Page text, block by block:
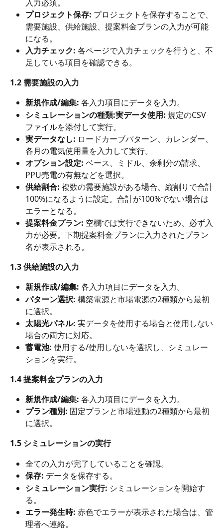
入力必須。
プロジェクト保存: プロジェクトを保存することで、
需要施設、供給施設、提案料金プランの入力が可能
になる。
入力チェック: 各ページで入力チェックを行うと、不
足している項目を確認できる。
1.2 需要施設の入力
新規作成/編集: 各入力項目にデータを入力。
シミュレーションの種類:実データ使用: 規定のCSV
ファイルを添付して実行。
実データなし: ロードカーブパターン、カレンダー、
各月の電気使用量を入力して実行。
オプション設定: ベース、ミドル、余剰分の請求、
PPU売電の有無などを選択。
供給割合: 複数の需要施設がある場合、縦割りで合計
100%になるように設定。合計が100%でない場合は
エラーとなる。
提案料金プラン: 空欄では実行できないため、必ず入
力が必要。下期提案料金プランに入力されたプラン
名が表示される。
1.3 供給施設の入力
新規作成/編集: 各入力項目にデータを入力。
パターン選択: 構築電源と市場電源の2種類から最初
に選択。
太陽光パネル: 実データを使用する場合と使用しない
場合の両方に対応。
蓄電池: 使用する/使用しないを選択し、シミュレー
ションを実行。
1.4 提案料金プランの入力
新規作成/編集: 各入力項目にデータを入力。
プラン種別: 固定プランと市場連動の2種類から最初
に選択。
1.5 シミュレーションの実行
全ての入力が完了していることを確認。
保存: データを保存する。
シミュレーション実行: シミュレーションを開始す
る。
エラー発生時: 赤色でエラーが表示された場合は、管
理者へ連絡。